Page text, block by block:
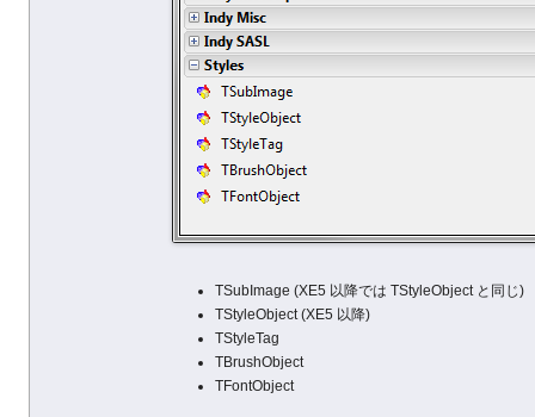
TSubImage (XE5 以降では TStyleObject と同じ)
TStyleObject (XE5 以降)
TStyleTag
TBrushObject
TFontObject